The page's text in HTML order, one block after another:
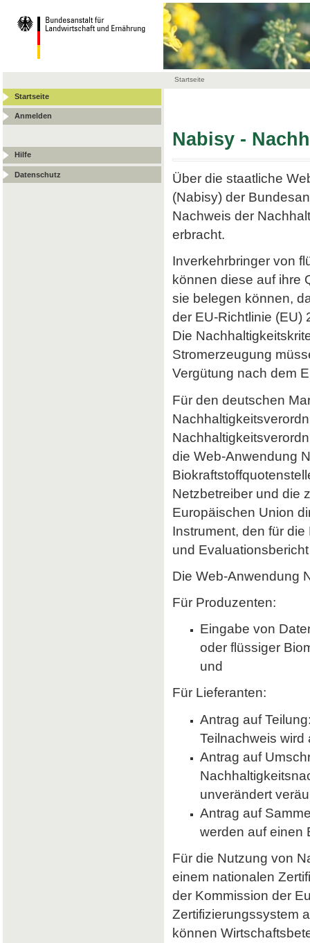
Startseite
Startseite
Anmelden
Hilfe
Datenschutz
Nabisy -
Über die staatliche
(Nabisy) der
Nachweis der
erbracht.
Inverkehrbringer von
können diese auf ihre
sie belegen können,
der EU-Richtlinie (EU)
Die
Stromerzeugung
Vergütung nach dem
Für den deutschen
die Web-Anwendung
Netzbetreiber und die
Europäischen Union
Instrument, den für
und
Die Web-Anwendung
Für Produzenten:
Eingabe von
oder flüssiger
und
Für Lieferanten:
Antrag auf
Teilnachweis wird
Antrag auf
unverändert
Antrag auf
werden auf einen
Für die Nutzung von
einem nationalen
der Kommission der
Zertifizierungssystem
können